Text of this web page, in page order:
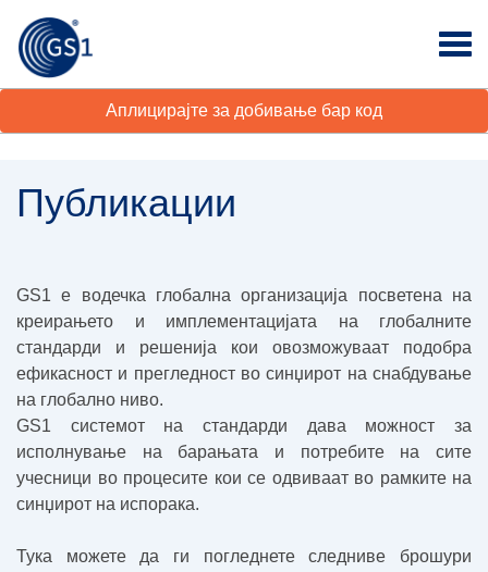
Аплицирајте за добивање бар код
Публикации
GS1 е водечка глобална организација посветена на
креирањето и имплементацијата на глобалните
стандарди и решенија кои овозможуваат подобра
ефикасност и прегледност во синџирот на снабдување
на глобално ниво.
GS1 системот на стандарди дава можност за
исполнување на барањата и потребите на сите
учесници во процесите кои се одвиваат во рамките на
синџирот на испорака.
Тука можете да ги погледнете следниве брошури